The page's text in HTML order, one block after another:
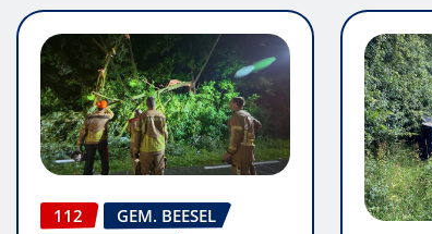
112
GEM. BEESEL